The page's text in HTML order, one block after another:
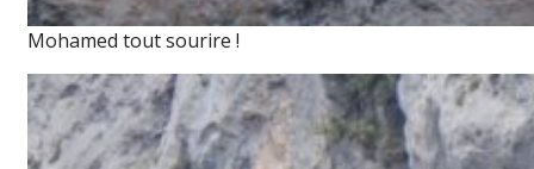
Mohamed tout sourire !